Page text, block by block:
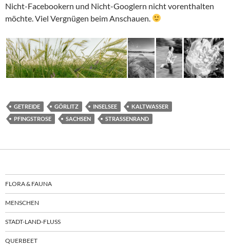
Nicht-Facebookern und Nicht-Googlern nicht vorenthalten
möchte. Viel Vergnügen beim Anschauen.
GETREIDE GÖRLITZ INSELSEE
KALTWASSER
PFINGSTROSE
SACHSEN STRASSENRAND
FLORA & FAUNA
MENSCHEN
STADT-LAND-FLUSS
QUERBEET